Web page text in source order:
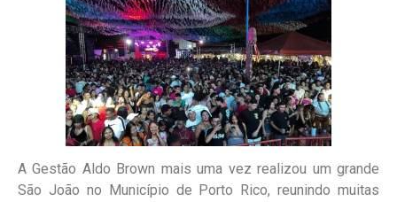
A Gestão Aldo Brown mais uma vez realizou um grande
São João no Município de Porto Rico, reunindo muitas